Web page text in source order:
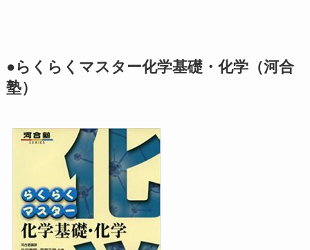
●らくらくマスター化学基礎・化学（河合
塾）